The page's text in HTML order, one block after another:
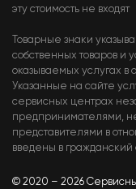
эту стоимость не входят
Товарные знаки
собственных товаров и
оказываемых услугах в
Указанные на сайте
сервисных центрах
предпринимателями,
представителями в
введены в гражданский
© 2020 – 2026